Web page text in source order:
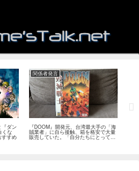
『ダン
くな
すすめ
関係者発言
『DOOM』開発元、台湾最大手の「海
賊業者」に自ら接触、箱を格安で大量
販売していた。「自分たちにとっては
流通だった」